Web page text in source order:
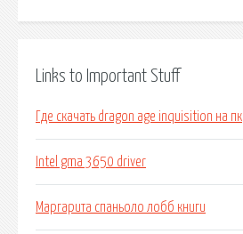
Links to Important Stuff
Где скачать dragon age inquisition на пк
Intel gma 3650 driver
Маргарита спаньоло лобб книги